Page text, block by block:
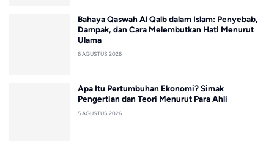
Bahaya Qaswah Al Qalb dalam Islam: Penyebab,
Dampak, dan Cara Melembutkan Hati Menurut
Ulama
6 AGUSTUS 2026
Apa Itu Pertumbuhan Ekonomi? Simak
Pengertian dan Teori Menurut Para Ahli
5 AGUSTUS 2026